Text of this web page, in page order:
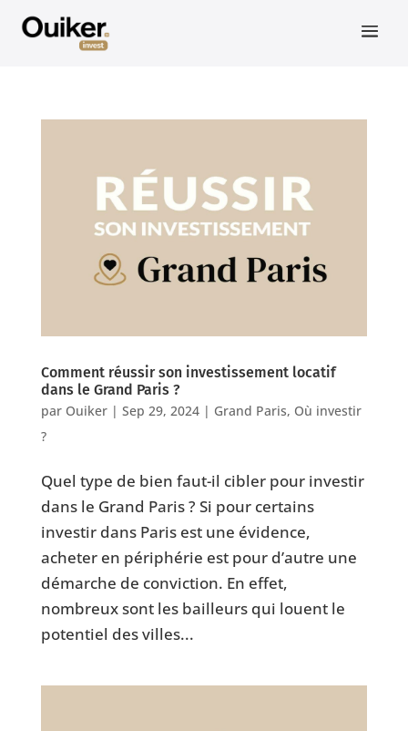
Comment réussir son investissement locatif
dans le Grand Paris ?
par Ouiker| Sep 29, 2024| Grand Paris, Où investir
?
Quel type de bien faut-il cibler pour investir
dans le Grand Paris ? Si pour certains
investir dans Paris est une évidence,
acheter en périphérie est pour d’autre une
démarche de conviction. En effet,
nombreux sont les bailleurs qui louent le
potentiel des villes...